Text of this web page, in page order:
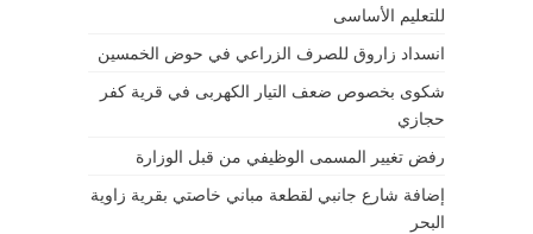
للتعليم الأساسى
انسداد زاروق للصرف الزراعي في حوض الخمسين
شكوى بخصوص ضعف التيار الكهربى في قرية كفر
حجازي
رفض تغيير المسمى الوظيفي من قبل الوزارة
إضافة شارع جانبي لقطعة مباني خاصتي بقرية زاوية
البحر